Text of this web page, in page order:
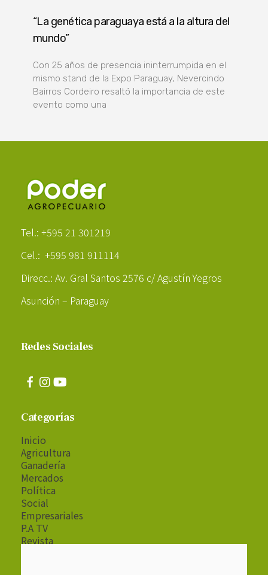
“La genética paraguaya está a la altura del
mundo”
Con 25 años de presencia ininterrumpida en el
mismo stand de la Expo Paraguay, Nevercindo
Bairros Cordeiro resaltó la importancia de este
evento como una
Tel.: +595 21 301219
Cel.: +595 981 911114
Direcc.: Av. Gral Santos 2576 c/ Agustín Yegros
Asunción – Paraguay
Redes Sociales
Categorías
Inicio
Agricultura
Ganadería
Mercados
Política
Social
Empresariales
P.A TV
Revista